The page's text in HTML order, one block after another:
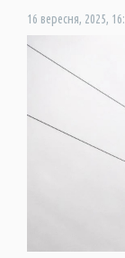
16 вересня, 2025,